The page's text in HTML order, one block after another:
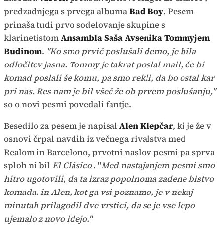
predzadnjega s prvega albumaBad Boy. Pesem
prinaša tudi prvo sodelovanje skupine s
klarinetistomAnsambla Saša Avsenika Tommyjem
Budinom. "Ko smo prvič poslušali demo, je bila
odločitev jasna. Tommy je takrat poslal mail, če bi
komad poslali še komu, pa smo rekli, da bo ostal kar
pri nas. Res nam je bil všeč že ob prvem poslušanju,"
so o novi pesmi povedali fantje.
Besedilo za pesem je napisal Alen Klepčar, ki je že v
osnovi črpal navdih iz večnega rivalstva med
Realom in Barcelono, prvotni naslov pesmi pa sprva
sploh ni bil El Clásico. "Med nastajanjem pesmi smo
hitro ugotovili, da ta izraz popolnoma zadene bistvo
komada, in Alen, kot ga vsi poznamo, je v nekaj
minutah prilagodil dve vrstici, da se je vse lepo
ujemalo z novo idejo."